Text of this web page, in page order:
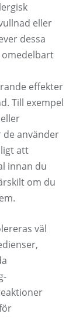
eller
dessa
omedelbart
effekter
Till exempel
använder
att
innan du
om du
väl